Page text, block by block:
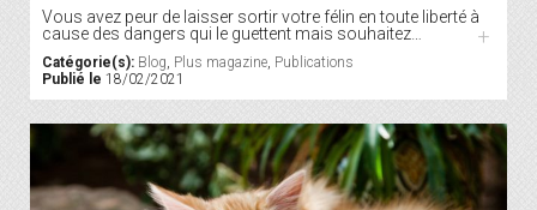
Vous avez peur de laisser sortir votre félin en toute liberté à
cause des dangers qui le guettent mais souhaitez…
+
Catégorie(s): Blog, Plus magazine, Publications
Publié le 18/02/2021